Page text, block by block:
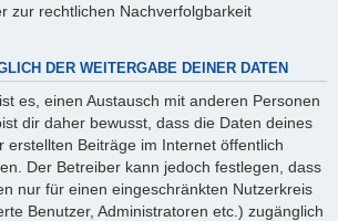
zur rechtlichen Nachverfolgbarkeit
DER WEITERGABE DEINER DATEN
es, einen Austausch mit anderen Personen
dir daher bewusst, dass die Daten deines
erstellten Beiträge im Internet öffentlich
Der Betreiber kann jedoch festlegen, dass
nur für einen eingeschränkten Nutzerkreis
Benutzer, Administratoren etc.) zugänglich